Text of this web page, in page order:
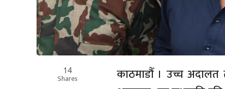
14
Shares
काठमाडौँ । उच्च अदालत